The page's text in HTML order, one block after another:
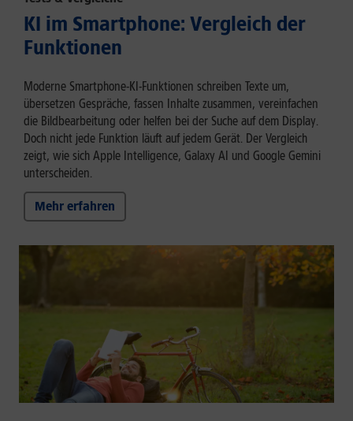
KI im Smartphone: Vergleich der
Funktionen
Moderne Smartphone-KI-Funktionen schreiben Texte um,
übersetzen Gespräche, fassen Inhalte zusammen, vereinfachen
die Bildbearbeitung oder helfen bei der Suche auf dem Display.
Doch nicht jede Funktion läuft auf jedem Gerät. Der Vergleich
zeigt, wie sich Apple Intelligence, Galaxy AI und Google Gemini
unterscheiden.
Mehr erfahren